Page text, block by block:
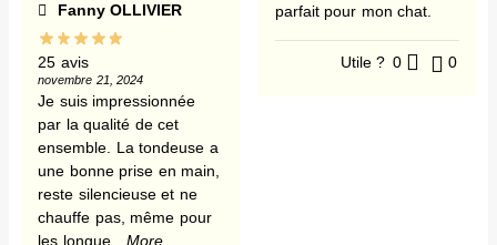
Fanny OLLIVIER
25 avis
novembre 21, 2024
Je suis impressionnée
par la qualité de cet
ensemble. La tondeuse a
une bonne prise en main,
reste silencieuse et ne
chauffe pas, même pour
les longue...More
parfait pour mon chat.
Utile ? 0 0